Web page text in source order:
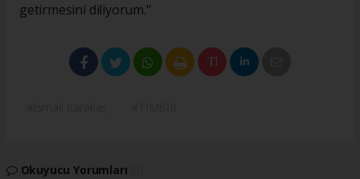
getirmesini diliyorum."
Okuyucu Yorumları